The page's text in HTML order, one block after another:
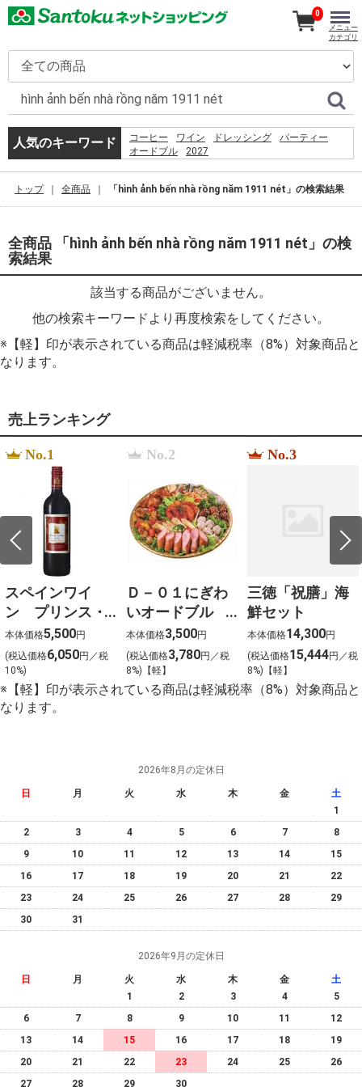
人気のキーワード コーヒー ワイン ドレッシング
パーティー
オードブル
2027
%D0%BC%D0%BE%D0%B7%D0%B3%D0%B0%3a
%D0%B2
%EC%9D%B4%EB%A7%88%ED%8A%B8%EC%95%B1
%EC%9D%B4%EC%9A%A9%EC%95%BD%EA%B4%80
%EB%8F%99%EC%9D%98
%E7%A6%8F%E5%B2%A1
%EC%B9%9C%EA%B5%AC%EC%97%84%EB%A7%88
%EC%8A%B9%EC%9D%B8
%EA%B8%B0%EA%B0%84
%D1%81%D0%BA%D0%B0%D0%B7%D0%B0%D0%BB
%D1%87%D1%82%D0%BE
%D0%BB%D0%B5%D0%B3%D0%BA%D0%BE
%D0%BB%D1%8E%D0%B1%D0%B8%D1%82%D1%8C
%D0%B2%D0%BE%D1%82 %D1%87%D1%82%D0%BE
%D1%82%D0%B0%D0%BA%D0%BE%D0%B5
%D1%81%D1%82%D0%B8%D1%85%D0%B8
%D0%BA%D1%83%D0%BF%D0%B8%D1%82%D1%8C
2023
corcho
0
メニュー
カテゴリ
トップ 全商品 「hình ảnh bến nhà rồng năm 1911 nét」の検索結果
全商品 「hình ảnh bến nhà rồng năm 1911 nét」の検
索結果
該当する商品がございません。
他の検索キーワードより再度検索をしてください。
※【軽】印が表示されている商品は軽減税率（8%）対象商品と
なります。
売上ランキング
No.1
スペインワイ
ン プリンス・
デ・バオ
（赤）
750ml×12本
本体価格5,500円
(税込価格6,050円／税
10%)
No.2
Ｄ－０１にぎわ
いオードブル
（約４～５名様
向け） 大
本体価格3,500円
(税込価格3,780円／税
8%)【軽】
No.3
三徳「祝膳」海
鮮セット
本体価格14,300円
(税込価格15,444円／税
8%)【軽】
※【軽】印が表示されている商品は軽減税率（8%）対象商品と
なります。
2026年8月の定休日
日 月 火 水 木 金
土
1
2
3 4 5 6 7
8
9
10 11 12 13 14
15
16
17 18 19 20 21
22
23
24 25 26 27 28
29
30
31
2026年9月の定休日
日 月 火 水 木 金
土
1
2 3 4
5
6
7 8 9 10 11
12
13
14 15 16 17 18
19
20
21 22 23 24 25
26
27
28 29 30